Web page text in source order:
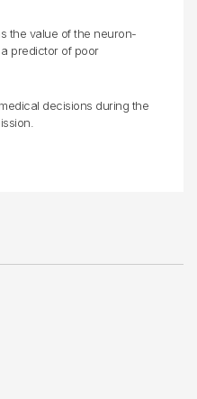
the value of the neuron-
predictor of poor
decisions during the